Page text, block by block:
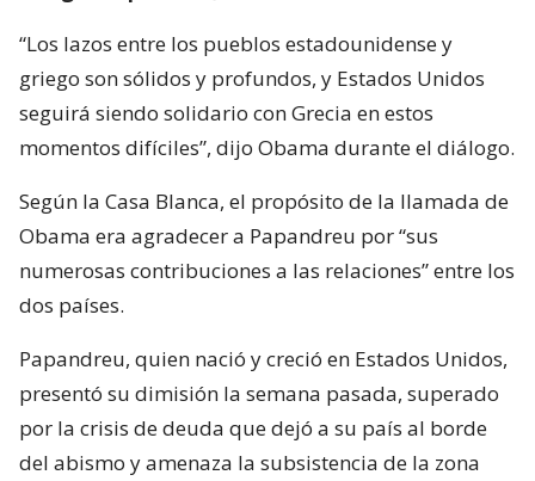
“Los lazos entre los pueblos estadounidense y
griego son sólidos y profundos, y Estados Unidos
seguirá siendo solidario con Grecia en estos
momentos difíciles”, dijo Obama durante el diálogo.
Según la Casa Blanca, el propósito de la llamada de
Obama era agradecer a Papandreu por “sus
numerosas contribuciones a las relaciones” entre los
dos países.
Papandreu, quien nació y creció en Estados Unidos,
presentó su dimisión la semana pasada, superado
por la crisis de deuda que dejó a su país al borde
del abismo y amenaza la subsistencia de la zona